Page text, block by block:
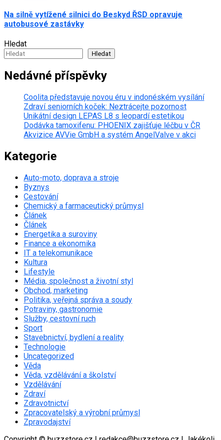
Na silně vytížené silnici do Beskyd ŘSD opravuje
autobusové zastávky
Hledat
Hledat
Nedávné příspěvky
Coolita představuje novou éru v indonéském vysílání
Zdraví seniorních koček: Neztrácejte pozornost
Unikátní design LEPAS L8 s leopardí estetikou
Dodávka tamoxifenu: PHOENIX zajišťuje léčbu v ČR
Akvizice AVVie GmbH a systém AngelValve v akci
Kategorie
Auto-moto, doprava a stroje
Byznys
Cestování
Chemický a farmaceutický průmysl
Článek
Článek
Energetika a suroviny
Finance a ekonomika
IT a telekomunikace
Kultura
Lifestyle
Média, společnost a životní styl
Obchod, marketing
Politika, veřejná správa a soudy
Potraviny, gastronomie
Služby, cestovní ruch
Sport
Stavebnictví, bydlení a reality
Technologie
Uncategorized
Věda
Věda, vzdělávání a školství
Vzdělávání
Zdraví
Zdravotnictví
Zpracovatelský a výrobní průmysl
Zpravodajství